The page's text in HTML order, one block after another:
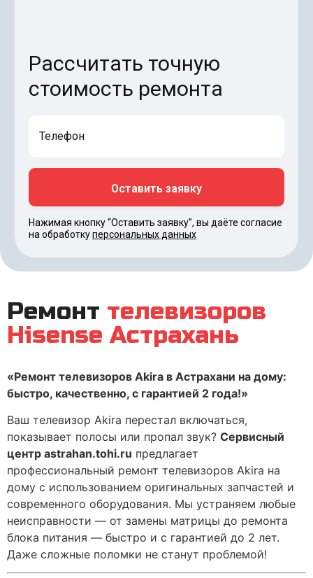
Рассчитать точную
стоимость ремонта
Нажимая кнопку “Оставить заявку”, вы даёте согласие
на обработкуперсональных данных
Ремонт телевизоров
Hisense Астрахань
«Ремонт телевизоров Akira в Астрахани на дому:
быстро, качественно, с гарантией 2 года!»
Ваш телевизор Akira перестал включаться,
показывает полосы или пропал звук? Сервисный
центр astrahan.tohi.ru предлагает
профессиональный ремонт телевизоров Akira на
дому с использованием оригинальных запчастей и
современного оборудования. Мы устраняем любые
неисправности — от замены матрицы до ремонта
блока питания — быстро и с гарантией до 2 лет.
Даже сложные поломки не станут проблемой!